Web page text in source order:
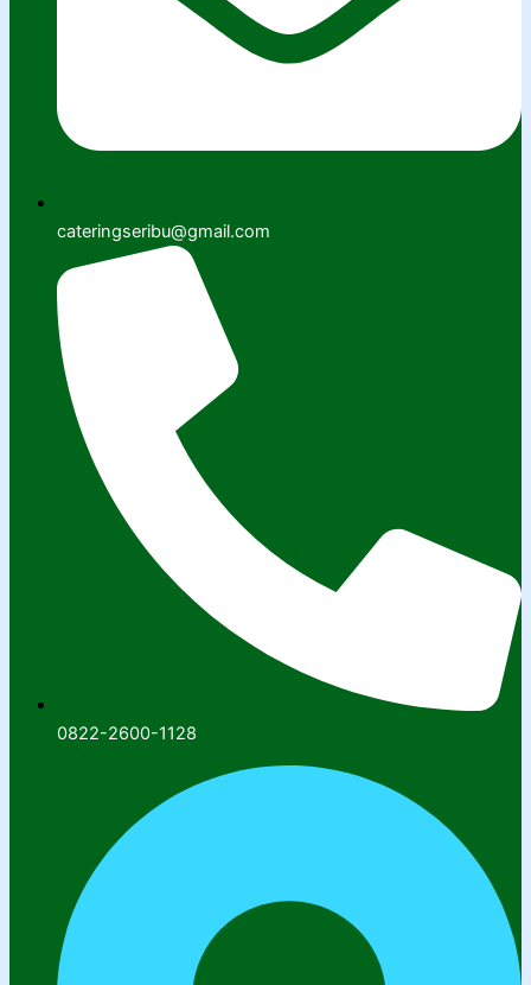
cateringseribu@gmail.com
0822-2600-1128